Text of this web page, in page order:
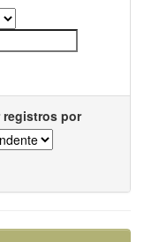
registros por